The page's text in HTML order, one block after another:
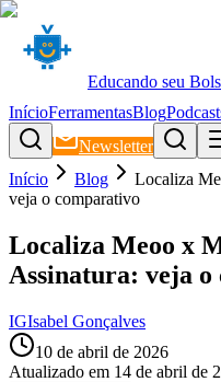
Educando seu
InícioFerramentasBlog
Newsletter
Início
Blog
Localiza
veja o comparativo
Localiza Meoo x
Assinatura: veja
IGIsabel Gonçalves
10 de abril de 2026
Atualizado em 14 de abril de